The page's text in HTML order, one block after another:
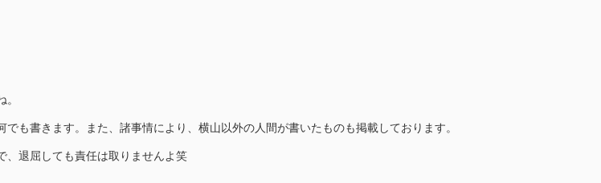
も書きます。また、諸事情により、横山以外の人間が書いたものも掲載しております。
、退屈しても責任は取りませんよ笑